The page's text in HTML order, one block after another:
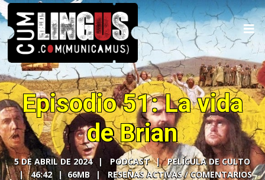
Episodio 51: La vida
de Brian
5 DE ABRIL DE 2024 PODCAST
PELÍCULA DE CULTO
46:42
66MB
COMENTARIOS